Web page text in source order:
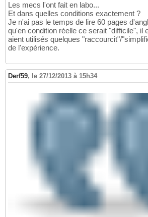
Les mecs l'ont fait en labo...
Et dans quelles conditions exactement ?
Je n'ai pas le temps de lire 60 pages
qu'en condition réelle ce serait "difficile", il
aient utilisés quelques "raccourcit"/
de l'expérience.
Derf59, le 27/12/2013 à 15h34